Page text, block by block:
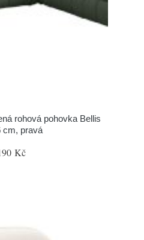
rohová pohovka Bellis
cm, pravá
Kč